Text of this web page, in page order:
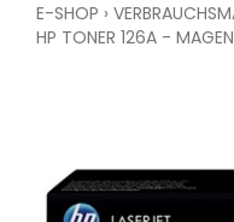
E-SHOP ›
HP TONER 126A -